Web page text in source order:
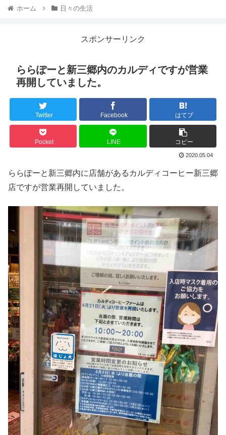
ホーム 日々の生活
スポンサーリンク
ららぽーと新三郷内のカルディですが営業
再開していました。
Twitter Facebook はてブ
Pocket LINE コピー
2020.05.04
ららぽーと新三郷内に店舗があるカルディコーヒー新三郷
店ですが営業再開していました。